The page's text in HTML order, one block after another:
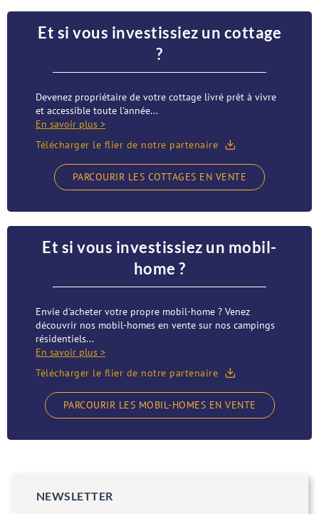
Et si vous investissiez un cottage
?
Devenez propriétaire de votre cottage livré prêt à vivre
et accessible toute l'année...
En savoir plus >
Télécharger le flier de notre partenaire
PARCOURIR LES COTTAGES EN VENTE
Et si vous investissiez un mobil-
home ?
Envie d'acheter votre propre mobil-home ? Venez
découvrir nos mobil-homes en vente sur nos campings
résidentiels...
En savoir plus >
Télécharger le flier de notre partenaire
PARCOURIR LES MOBIL-HOMES EN VENTE
NEWSLETTER